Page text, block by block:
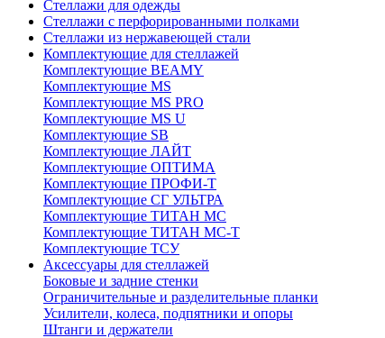
Стеллажи для одежды
Стеллажи с перфорированными полками
Стеллажи из нержавеющей стали
Комплектующие для стеллажей
Комплектующие BEAMY
Комплектующие MS
Комплектующие MS PRO
Комплектующие MS U
Комплектующие SB
Комплектующие ЛАЙТ
Комплектующие ОПТИМА
Комплектующие ПРОФИ-Т
Комплектующие СГ УЛЬТРА
Комплектующие ТИТАН МС
Комплектующие ТИТАН МС-Т
Комплектующие ТСУ
Аксессуары для стеллажей
Боковые и задние стенки
Ограничительные и разделительные планки
Усилители, колеса, подпятники и опоры
Штанги и держатели